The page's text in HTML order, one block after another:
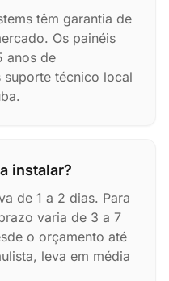
têm garantia de
Os painéis
anos de
técnico local
instalar?
de 1 a 2 dias. Para
varia de 3 a 7
o orçamento até
leva em média